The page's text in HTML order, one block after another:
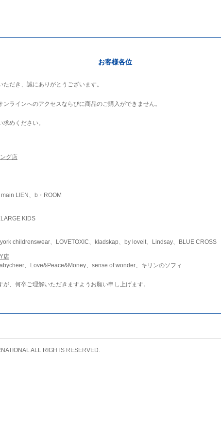
お客様各位
だき、誠にありがとうございます。
ラインへのアクセスならびに商品のご購入ができません。
めください。
グ店
LIEN、b・ROOM
KIDS
childrenswear、LOVETOXIC、kladskap、by loveit、Lindsay、BLUE CROSS
店
、Love&Peace&Money、sense of wonder、キリンのソフィ
、何卒ご理解いただきますようお願い申し上げます。